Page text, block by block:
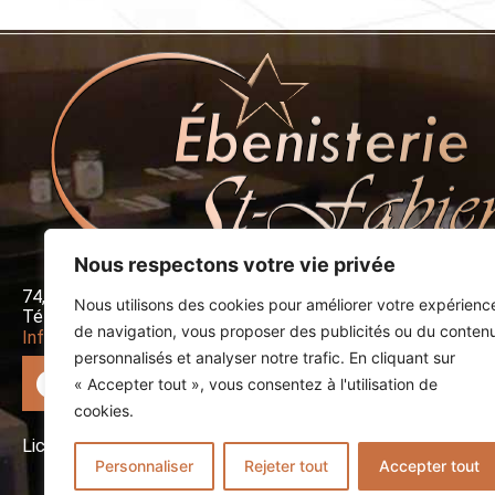
Nous respectons votre vie privée
Nous utilisons des cookies pour améliorer votre
de navigation, vous proposer des publicités ou du
personnalisés et analyser notre trafic. En cliquant sur
« Accepter tout », vous consentez à l'utilisation de
cookies.
Personnaliser Rejeter tout Accepter tout
74, 1re Rue Saint-Fabien (Québec) G0L 2Z0
Tél. :
418 869-2332 I Téléc. : 418 869-3302
Info@ebenisteriestfabien.com
License RBQ : 8251-2039-33